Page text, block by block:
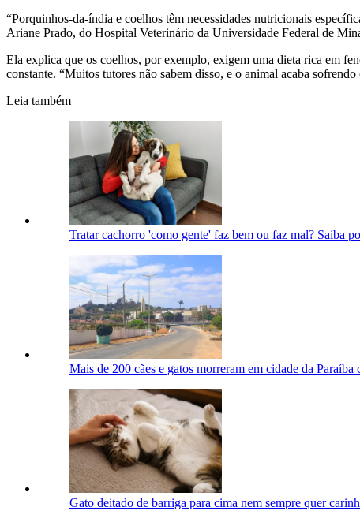
“Porquinhos-da-índia e coelhos têm necessidades nutricionais
Ariane Prado, do Hospital Veterinário da Universidade Federal de
Ela explica que os coelhos, por exemplo, exigem uma dieta rica em
constante. “Muitos tutores não sabem disso, e o animal acaba
Leia também
Tratar cachorro 'como gente' faz bem ou faz mal? Saiba
Mais de 200 cães e gatos morreram em cidade da Paraíba
Gato deitado de barriga para cima nem sempre quer